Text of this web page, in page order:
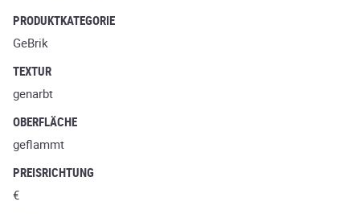
PRODUKTKATEGORIE
GeBrik
TEXTUR
genarbt
OBERFLÄCHE
geflammt
PREISRICHTUNG
€